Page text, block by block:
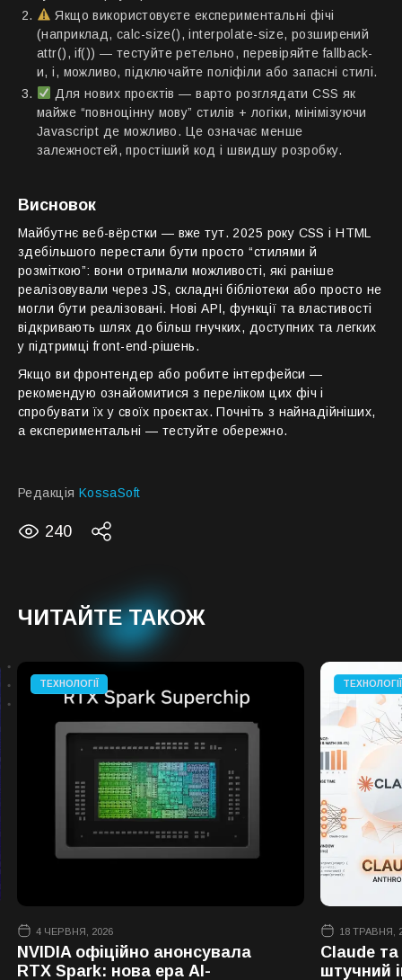
Якщо використовуєте експериментальні фічі
(наприклад, calc-size(), interpolate-size, розширений
attr(), if()) — тестуйте ретельно, перевіряйте fallback-
и, і, можливо, підключайте поліфіли або запасні стилі.
Для нових проєктів — варто розглядати CSS як
майже “повноцінну мову” стилів + логіки, мінімізуючи
Javascript де можливо. Це означає менше
залежностей, простіший код і швидшу розробку.
Висновок
Майбутнє веб-вёрстки — вже тут. 2025 року CSS і HTML
здебільшого перестали бути просто “стилями й
розміткою”: вони отримали можливості, які раніше
реалізовували через JS, складні бібліотеки або просто не
могли бути реалізовані. Нові API, функції та властивості
відкривають шлях до більш гнучких, доступних та легких
у підтримці front-end-рішень.
Якщо ви фронтендер або робите інтерфейси —
рекомендую ознайомитися з переліком цих фіч і
спробувати їх у своїх проєктах. Почніть з найнадійніших,
а експериментальні — тестуйте обережно.
Редакція KossaSoft
240
ЧИТАЙТЕ ТАКОЖ
ТЕХНОЛОГІЇ
4 ЧЕРВНЯ, 2026
NVIDIA офіційно анонсувала
RTX Spark: нова ера AI-
ТЕХНОЛОГІЇ
18 ТРАВНЯ,
Claude
штучний